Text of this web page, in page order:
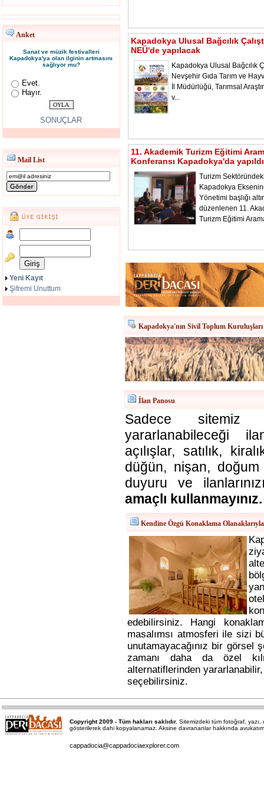
Anket
Sanat ve müzik festivalleri
Kapadokya'ya olan ilginin artmasını
sağlıyor mu?
Evet.
Hayır.
SONUÇLAR
Mail List
Yeni Kayıt
Şifremi Unuttum
Kapadokya Ulusal Bağcılık
NEÜ'de yapılacak
Kapadokya Ulusal Bağcılık
Nevşehir Gıda Tarım ve
İl Müdürlüğü, Tarımsal
v...
11. Akademik Turizm Eğitimi
Konferansı Kapadokya'da yapıldı
Turizm
Kapadokya
Yönetimi başlığı
düzenlenen 11.
Turizm Eğitimi
Kapadokya'nın Sivil Toplum Kuruluşları
İlan Panosu
Sadece sitemiz
yararlanabileceği
açılışlar, satılık,
düğün, nişan,
duyuru ve
amaçlı kullanmayınız.
Kendine Özgü Konaklama
edebilirsiniz. Hangi
masalımsı atmosferi ile sizi
unutamayacağınız bir görsel
zamanı daha da özel
alternatiflerinden
seçebilirsiniz.
Copyright 2009 - Tüm hakları saklıdır. Sitemizdeki tüm fotoğraf, yazı,
gösterilerek dahi kopyalanamaz. Aksine davrananlar hakkında
cappadocia@cappadociaexplorer.com